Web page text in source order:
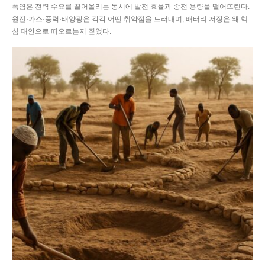
폭염은 전력 수요를 끌어올리는 동시에 발전 효율과 송전 용량을 떨어뜨린다.
원전·가스·풍력·태양광은 각각 어떤 취약점을 드러내며, 배터리 저장은 왜 핵
심 대안으로 떠오르는지 짚었다.